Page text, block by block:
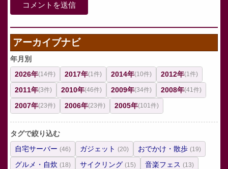
アーカイブナビ
年月別
2026年(14件) 2017年(1件) 2014年(10件) 2012年(1件)
2011年(3件) 2010年(46件) 2009年(34件) 2008年(41件)
2007年(23件) 2006年(23件) 2005年(101件)
タグで絞り込む
自宅サーバー (46) ガジェット (20) おでかけ・散歩 (19)
グルメ・自炊 (18) サイクリング (15) 音楽フェス (13)